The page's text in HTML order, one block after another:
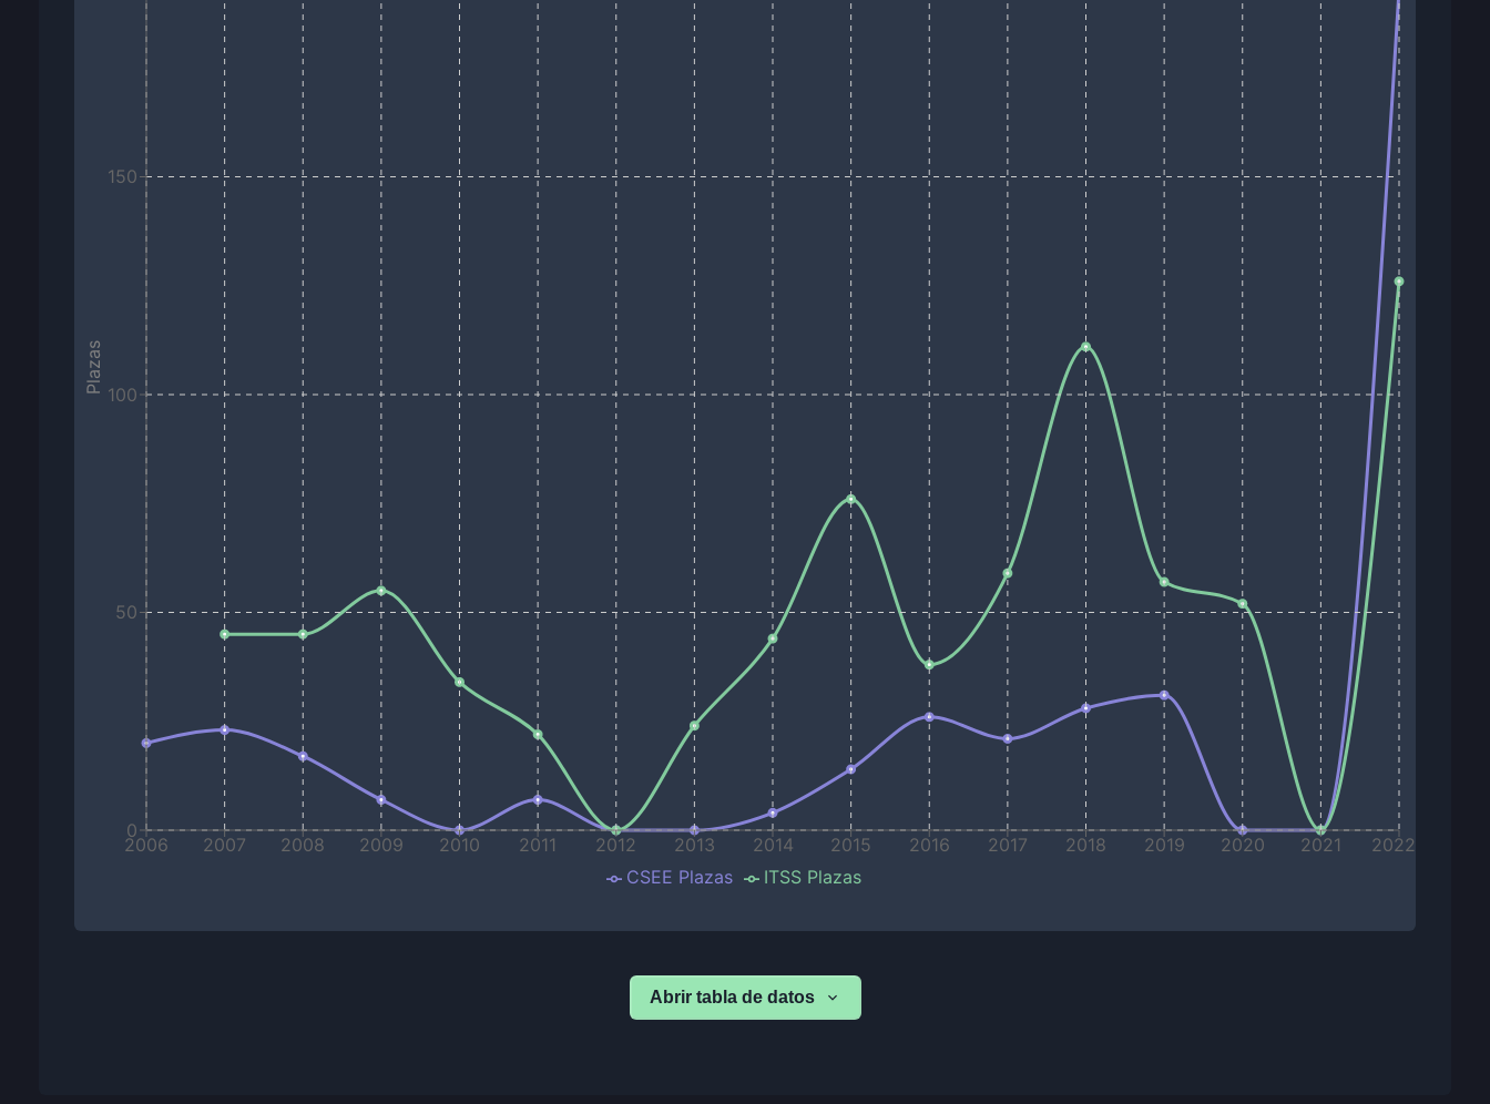
2006 2007 2008 2009 2010 2011 2012 2013 2014 2015 2016 2017 2018 2019 2020 2021 2022
0
50
100
150
Plazas
CSEE Plazas ITSS Plazas
Abrir tabla de datos